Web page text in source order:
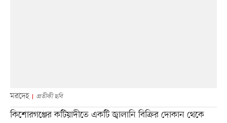
মরদেহ প্রতীকী ছবি
কিশোরগঞ্জের কটিয়াদীতে একটি জ্বালানি বিক্রির দোকান থেকে